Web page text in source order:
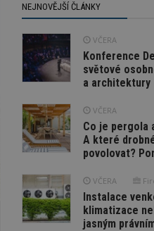
NEJNOVĚJŠÍ ČLÁNKY
VČERA
Konference
světové
a architektury
VČERA
Co je pergola
A které
povolovat?
VČERA
Instalace
klimatizace
jasným